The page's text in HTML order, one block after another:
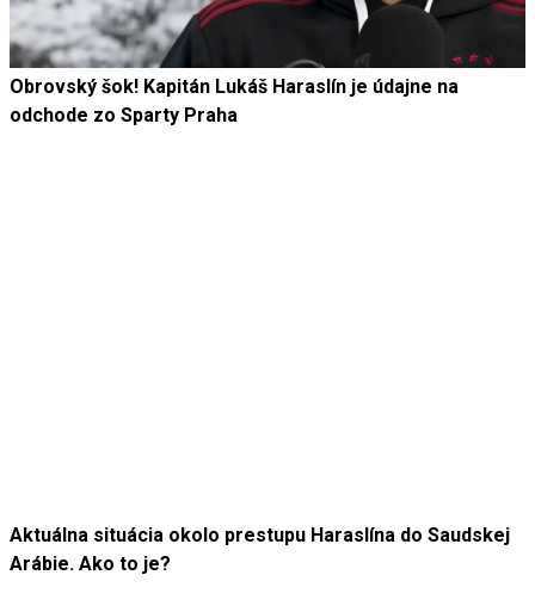
Obrovský šok! Kapitán Lukáš Haraslín je údajne na
odchode zo Sparty Praha
Aktuálna situácia okolo prestupu Haraslína do Saudskej
Arábie. Ako to je?